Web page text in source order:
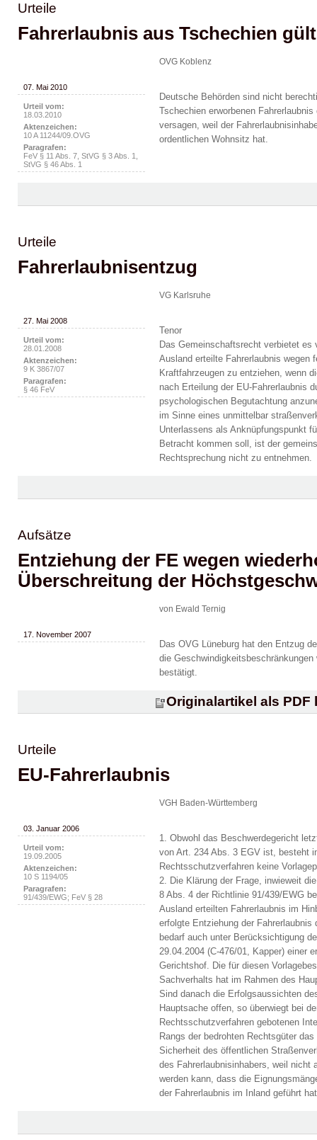
Urteile
Fahrerlaubnis aus Tschechien
07. Mai 2010
Urteil vom:
18.03.2010
Aktenzeichen:
10 A 11244/09.OVG
Paragrafen:
FeV § 11 Abs. 7, StVG § 3 Abs. 1,
StVG § 46 Abs. 1
OVG Koblenz
Deutsche Behörden sind nicht
Tschechien erworbenen
versagen, weil der
ordentlichen Wohnsitz hat.
Urteile
Fahrerlaubnisentzug
27. Mai 2008
Urteil vom:
28.01.2008
Aktenzeichen:
9 K 3867/07
Paragrafen:
§ 46 FeV
VG Karlsruhe
Tenor
Das Gemeinschaftsrecht verbietet
Ausland erteilte Fahrerlaubnis wegen
Kraftfahrzeugen zu entziehen, wenn
nach Erteilung der EU-Fahrerlaubnis
psychologischen Begutachtung
im Sinne eines unmittelbar
Unterlassens als Anknüpfungspunkt
Betracht kommen soll, ist der
Rechtsprechung nicht zu entnehmen.
Aufsätze
Entziehung der FE wegen
Überschreitung der
17. November 2007
von Ewald Ternig
Das OVG Lüneburg hat den Entzug
die
bestätigt.
Originalartikel als PDF
Urteile
EU-Fahrerlaubnis
03. Januar 2006
Urteil vom:
19.09.2005
Aktenzeichen:
10 S 1194/05
Paragrafen:
91/439/EWG; FeV § 28
VGH Baden-Württemberg
1. Obwohl das Beschwerdegericht
von Art. 234 Abs. 3 EGV ist, besteht
Rechtsschutzverfahren keine
2. Die Klärung der Frage, inwieweit
8 Abs. 4 der Richtlinie 91/439/EWG
Ausland erteilten Fahrerlaubnis im
erfolgte Entziehung der Fahrerlaubnis
bedarf auch unter Berücksichtigung
29.04.2004 (C-476/01, Kapper) einer
Gerichtshof. Die für diesen
Sachverhalts hat im Rahmen des
Sind danach die Erfolgsaussichten
Hauptsache offen, so überwiegt bei
Rechtsschutzverfahren gebotenen
Rangs der bedrohten Rechtsgüter
Sicherheit des öffentlichen
des Fahrerlaubnisinhabers, weil nicht
werden kann, dass die
der Fahrerlaubnis im Inland geführt